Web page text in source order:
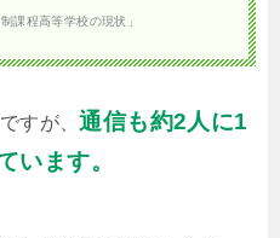
課程高等学校の現状」
すが、通信も約2人に1
います。